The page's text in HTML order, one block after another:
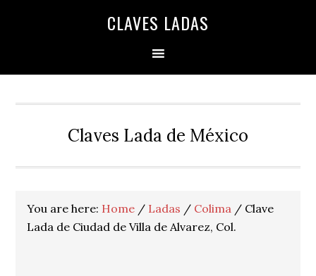
CLAVES LADAS
Claves Lada de México
You are here: Home / Ladas / Colima / Clave
Lada de Ciudad de Villa de Alvarez, Col.